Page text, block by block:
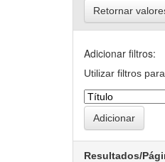
Retornar
Adicionar filtros:
Utilizar filtros
Resultados/